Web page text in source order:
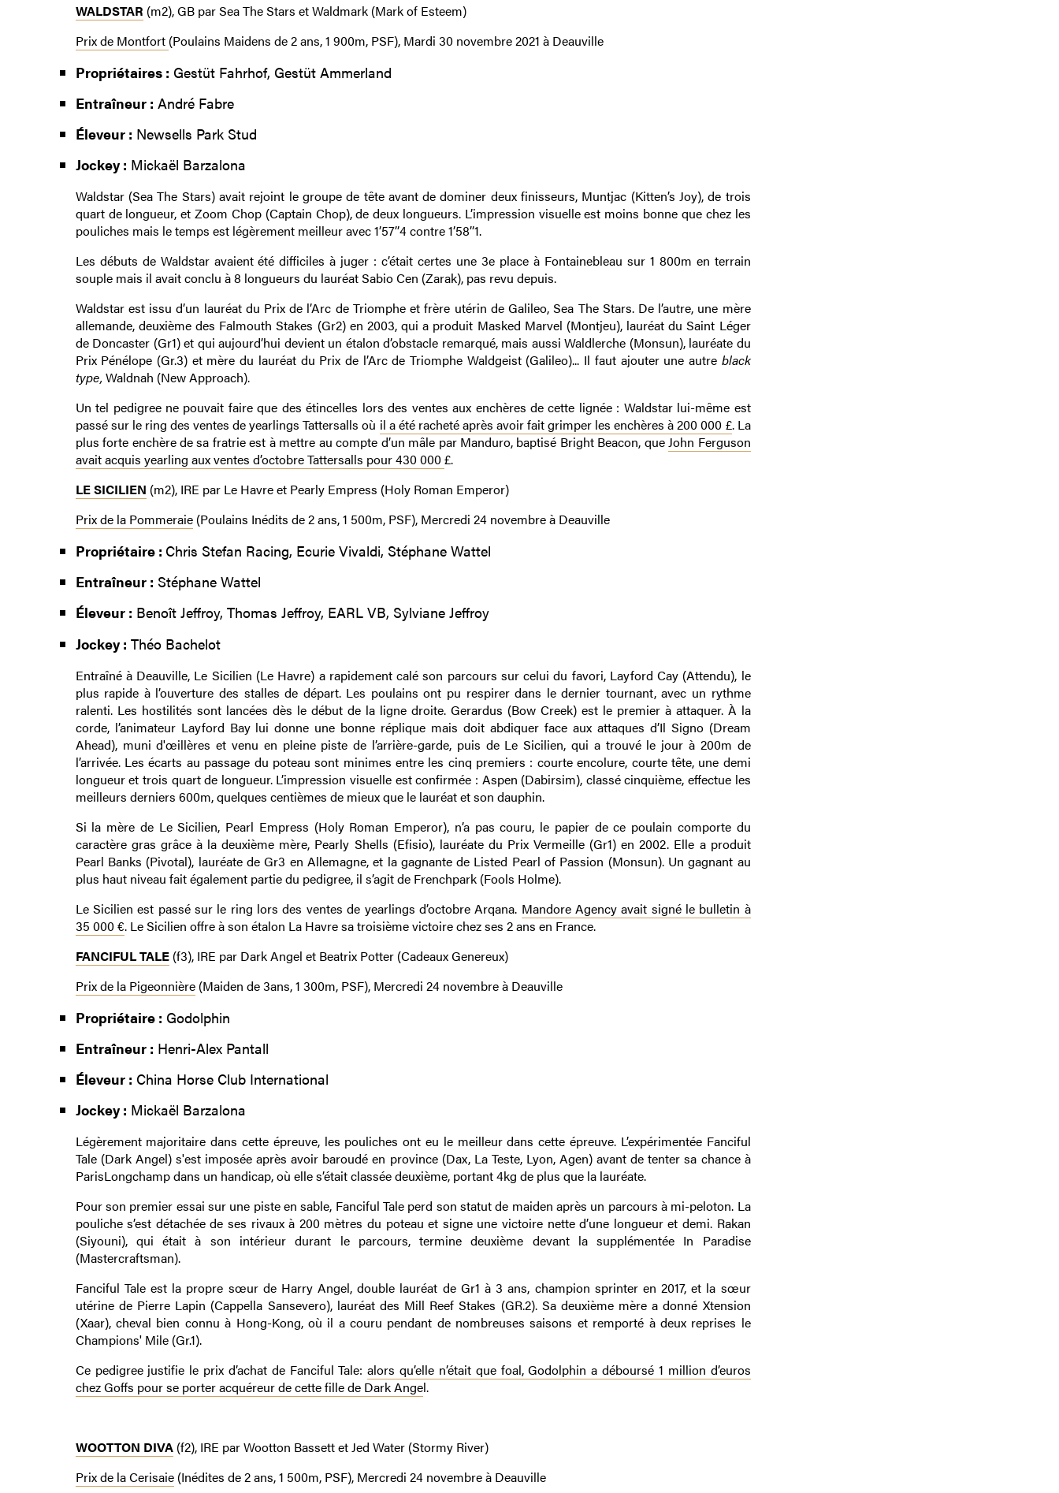
WALDSTAR (m2), GB par Sea The Stars et Waldmark (Mark of Esteem)
Prix de Montfort (Poulains Maidens de 2 ans, 1 900m, PSF), Mardi 30 novembre 2021 à Deauville
Propriétaires : Gestüt Fahrhof, Gestüt Ammerland
Entraîneur : André Fabre
Éleveur : Newsells Park Stud
Jockey : Mickaël Barzalona
Waldstar (Sea The Stars) avait rejoint le groupe de tête avant de dominer deux finisseurs, Muntjac (Kitten’s Joy), de trois
quart de longueur, et Zoom Chop (Captain Chop), de deux longueurs. L’impression visuelle est moins bonne que chez les
pouliches mais le temps est légèrement meilleur avec 1’57’’4 contre 1’58’’1.
Les débuts de Waldstar avaient été difficiles à juger : c’était certes une 3e place à Fontainebleau sur 1 800m en terrain
souple mais il avait conclu à 8 longueurs du lauréat Sabio Cen (Zarak), pas revu depuis.
Waldstar est issu d’un lauréat du Prix de l’Arc de Triomphe et frère utérin de Galileo, Sea The Stars. De l’autre, une mère
allemande, deuxième des Falmouth Stakes (Gr2) en 2003, qui a produit Masked Marvel (Montjeu), lauréat du Saint Léger
de Doncaster (Gr1) et qui aujourd’hui devient un étalon d’obstacle remarqué, mais aussi Waldlerche (Monsun), lauréate du
Prix Pénélope (Gr.3) et mère du lauréat du Prix de l’Arc de Triomphe Waldgeist (Galileo)... Il faut ajouter une autre black
type, Waldnah (New Approach).
Un tel pedigree ne pouvait faire que des étincelles lors des ventes aux enchères de cette lignée : Waldstar lui-même est
passé sur le ring des ventes de yearlings Tattersalls où il a été racheté après avoir fait grimper les enchères à 200 000 £. La
plus forte enchère de sa fratrie est à mettre au compte d’un mâle par Manduro, baptisé Bright Beacon, queJohn Ferguson
avait acquis yearling aux ventes d’octobre Tattersalls pour 430 000£.
LE SICILIEN (m2), IRE par Le Havre et Pearly Empress (Holy Roman Emperor)
Prix de la Pommeraie(Poulains Inédits de 2 ans, 1 500m, PSF), Mercredi 24 novembre à Deauville
Propriétaire : Chris Stefan Racing, Ecurie Vivaldi, Stéphane Wattel
Entraîneur : Stéphane Wattel
Éleveur : Benoît Jeffroy, Thomas Jeffroy, EARL VB, Sylviane Jeffroy
Jockey : Théo Bachelot
Entraîné à Deauville, Le Sicilien (Le Havre) a rapidement calé son parcours sur celui du favori, Layford Cay (Attendu), le
plus rapide à l’ouverture des stalles de départ. Les poulains ont pu respirer dans le dernier tournant, avec un rythme
ralenti. Les hostilités sont lancées dès le début de la ligne droite. Gerardus (Bow Creek) est le premier à attaquer. À la
corde, l’animateur Layford Bay lui donne une bonne réplique mais doit abdiquer face aux attaques d’Il Signo (Dream
Ahead), muni d'œillères et venu en pleine piste de l’arrière-garde, puis de Le Sicilien, qui a trouvé le jour à 200m de
l’arrivée. Les écarts au passage du poteau sont minimes entre les cinq premiers : courte encolure, courte tête, une demi
longueur et trois quart de longueur. L’impression visuelle est confirmée : Aspen (Dabirsim), classé cinquième, effectue les
meilleurs derniers 600m, quelques centièmes de mieux que le lauréat et son dauphin.
Si la mère de Le Sicilien, Pearl Empress (Holy Roman Emperor), n’a pas couru, le papier de ce poulain comporte du
caractère gras grâce à la deuxième mère, Pearly Shells (Efisio), lauréate du Prix Vermeille (Gr1) en 2002. Elle a produit
Pearl Banks (Pivotal), lauréate de Gr3 en Allemagne, et la gagnante de Listed Pearl of Passion (Monsun). Un gagnant au
plus haut niveau fait également partie du pedigree, il s’agit de Frenchpark (Fools Holme).
Le Sicilien est passé sur le ring lors des ventes de yearlings d’octobre Arqana. Mandore Agency avait signé le bulletin à
35 000 €. Le Sicilien offre à son étalon La Havre sa troisième victoire chez ses 2 ans en France.
FANCIFUL TALE(f3), IRE par Dark Angel et Beatrix Potter (Cadeaux Genereux)
Prix de la Pigeonnière(Maiden de 3ans, 1 300m, PSF), Mercredi 24 novembre à Deauville
Propriétaire : Godolphin
Entraîneur : Henri-Alex Pantall
Éleveur : China Horse Club International
Jockey : Mickaël Barzalona
Légèrement majoritaire dans cette épreuve, les pouliches ont eu le meilleur dans cette épreuve. L’expérimentée Fanciful
Tale (Dark Angel) s'est imposée après avoir baroudé en province (Dax, La Teste, Lyon, Agen) avant de tenter sa chance à
ParisLongchamp dans un handicap, où elle s’était classée deuxième, portant 4kg de plus que la lauréate.
Pour son premier essai sur une piste en sable, Fanciful Tale perd son statut de maiden après un parcours à mi-peloton. La
pouliche s’est détachée de ses rivaux à 200 mètres du poteau et signe une victoire nette d’une longueur et demi. Rakan
(Siyouni), qui était à son intérieur durant le parcours, termine deuxième devant la supplémentée In Paradise
(Mastercraftsman).
Fanciful Tale est la propre sœur de Harry Angel, double lauréat de Gr1 à 3 ans, champion sprinter en 2017, et la sœur
utérine de Pierre Lapin (Cappella Sansevero), lauréat des Mill Reef Stakes (GR.2). Sa deuxième mère a donné Xtension
(Xaar), cheval bien connu à Hong-Kong, où il a couru pendant de nombreuses saisons et remporté à deux reprises le
Champions' Mile (Gr.1).
Ce pedigree justifie le prix d’achat de Fanciful Tale:alors qu’elle n’était que foal, Godolphin a déboursé 1 million d’euros
chez Goffs pour se porter acquéreur de cette fille de Dark Angel.
WOOTTON DIVA (f2), IRE par Wootton Bassett et Jed Water (Stormy River)
Prix de la Cerisaie(Inédites de 2 ans, 1 500m, PSF), Mercredi 24 novembre à Deauville